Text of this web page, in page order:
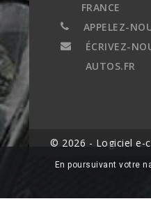
FRANCE
APPELEZ-
ÉCRIVEZ-
AUTOS.FR
© 2026 - Logiciel e-
En poursuivant votre